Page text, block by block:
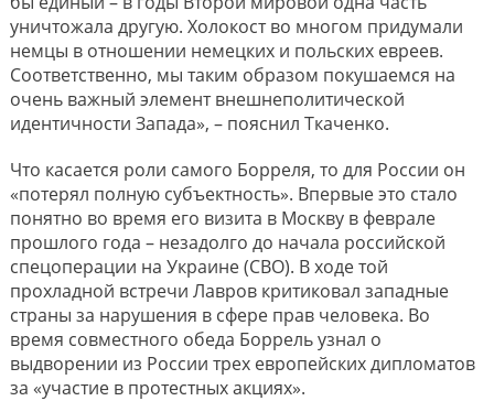
уничтожала другую. Холокост во многом придумали
немцы в отношении немецких и польских евреев.
Соответственно, мы таким образом покушаемся на
очень важный элемент внешнеполитической
идентичности Запада», – пояснил Ткаченко.
Что касается роли самого Борреля, то для России он
«потерял полную субъектность». Впервые это стало
понятно во время его визита в Москву в феврале
прошлого года – незадолго до начала российской
спецоперации на Украине (СВО). В ходе той
прохладной встречи Лавров критиковал западные
страны за нарушения в сфере прав человека. Во
время совместного обеда Боррель узнал о
выдворении из России трех европейских дипломатов
за «участие в протестных акциях».